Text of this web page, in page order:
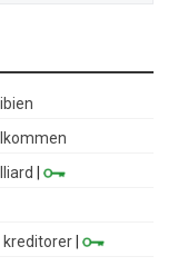
|
|